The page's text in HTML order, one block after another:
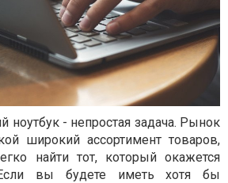
ноутбук - непростая задача. Рынок
широкий ассортимент товаров,
найти тот, который окажется
вы будете иметь хотя бы